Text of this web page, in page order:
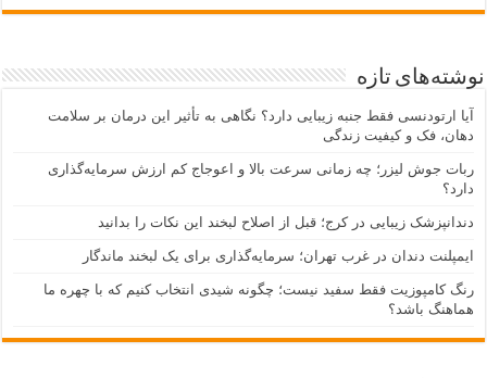
تازه
ارتودنسی فقط جنبه زیبایی دارد؟ نگاهی به تأثیر این درمان بر سلامت
فک و کیفیت زندگی
جوش لیزر؛ چه زمانی سرعت بالا و اعوجاج کم ارزش سرمایه‌گذاری
زیبایی در کرج؛ قبل از اصلاح لبخند این نکات را بدانید
دندان در غرب تهران؛ سرمایه‌گذاری برای یک لبخند ماندگار
کامپوزیت فقط سفید نیست؛ چگونه شیدی انتخاب کنیم که با چهره ما
باشد؟